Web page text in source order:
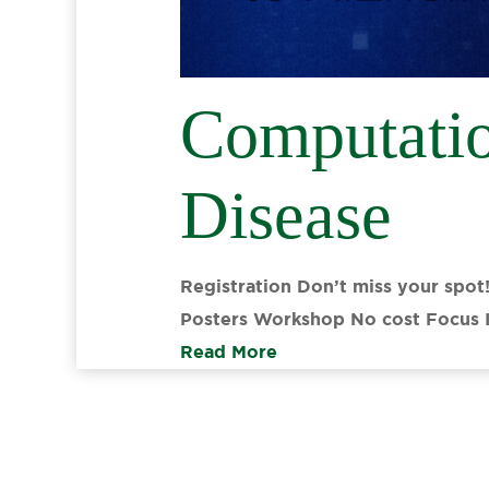
Disease
Registration Don’t miss your
Posters Workshop No cost
Read More